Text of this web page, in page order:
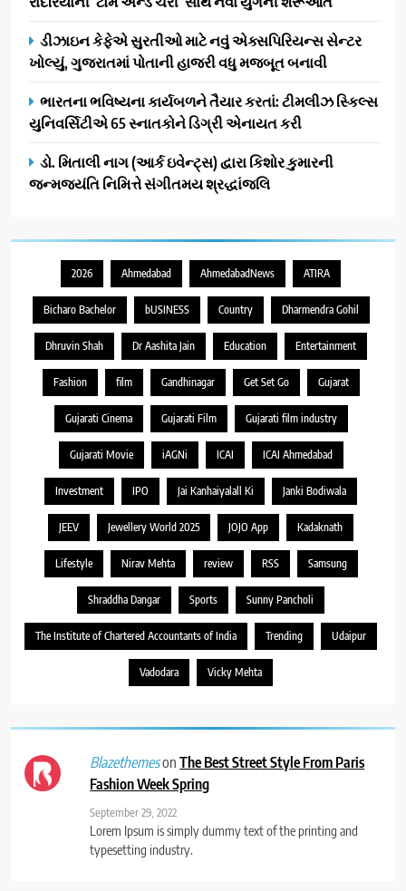
ડીઝાઇન કેફેએ સુરતીઓ માટે નવું એક્સપિરિયન્સ સેન્ટર
ખોલ્યું, ગુજરાતમાં પોતાની હાજરી વધુ મજબૂત બનાવી
ભારતના ભવિષ્યના કાર્યબળને તૈયાર કરતાં: ટીમલીઝ સ્કિલ્સ
યુનિવર્સિટીએ 65 સ્નાતકોને ડિગ્રી એનાયત કરી
ડો. મિતાલી નાગ (આર્ક ઇવેન્ટ્સ) દ્વારા કિશોર કુમારની
જન્મજયંતિ નિમિત્તે સંગીતમય શ્રદ્ધાંજલિ
2026 Ahmedabad AhmedabadNews ATIRA
Bicharo Bachelor bUSINESS Country Dharmendra Gohil
Dhruvin Shah Dr Aashita Jain Education Entertainment
Fashion film Gandhinagar Get Set Go Gujarat
Gujarati Cinema Gujarati Film Gujarati film industry
Gujarati Movie iAGNi ICAI ICAI Ahmedabad
Investment IPO Jai Kanhaiyalall Ki Janki Bodiwala
JEEV Jewellery World 2025 JOJO App Kadaknath
Lifestyle Nirav Mehta review RSS Samsung
Shraddha Dangar Sports Sunny Pancholi
The Institute of Chartered Accountants of India Trending Udaipur
Vadodara Vicky Mehta
BlazethemesonThe Best Street Style From Paris
Fashion Week Spring
September 29, 2022
Lorem Ipsum is simply dummy text of the printing and
typesetting industry.